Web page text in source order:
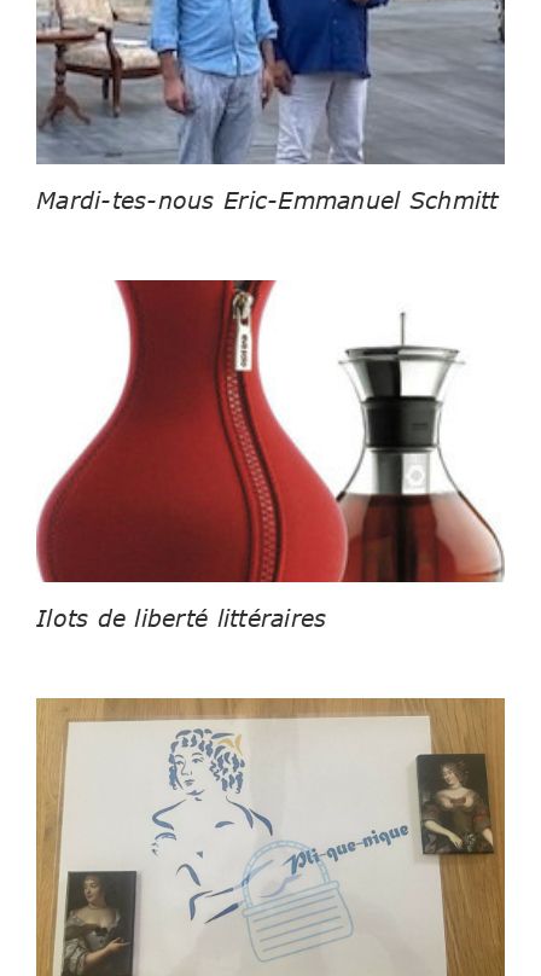
Mardi-tes-nous Eric-Emmanuel Schmitt
Ilots de liberté littéraires